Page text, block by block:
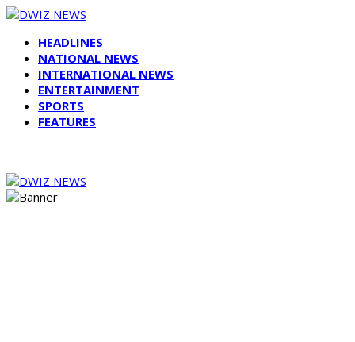
HEADLINES
NATIONAL NEWS
INTERNATIONAL NEWS
ENTERTAINMENT
SPORTS
FEATURES